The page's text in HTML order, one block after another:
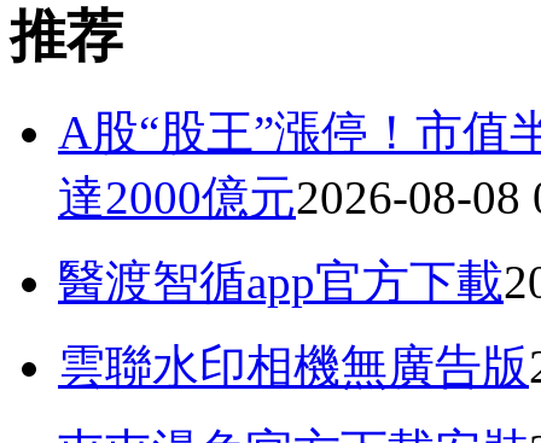
推荐
A股“股王”漲停！市值
達2000億元2026-08-08
醫渡智循app官方下載
雲聯水印相機無廣告版